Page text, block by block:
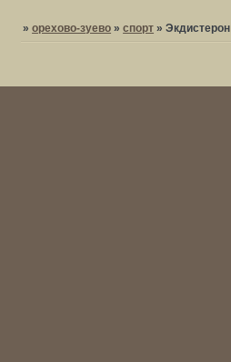
»орехово-зуево »спорт »Экдистерон